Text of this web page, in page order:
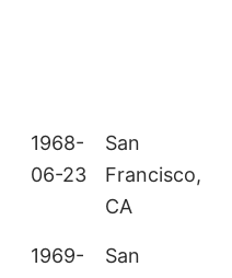
1968-
06-23
San
Francisco,
CA
1969-
San